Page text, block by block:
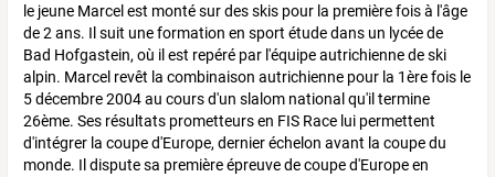
le jeune Marcel est monté sur des skis pour la première fois à l'âge
de 2 ans. Il suit une formation en sport étude dans un lycée de
Bad Hofgastein, où il est repéré par l'équipe autrichienne de ski
alpin. Marcel revêt la combinaison autrichienne pour la 1ère fois le
5 décembre 2004 au cours d'un slalom national qu'il termine
26ème. Ses résultats prometteurs en FIS Race lui permettent
d'intégrer la coupe d'Europe, dernier échelon avant la coupe du
monde. Il dispute sa première épreuve de coupe d'Europe en